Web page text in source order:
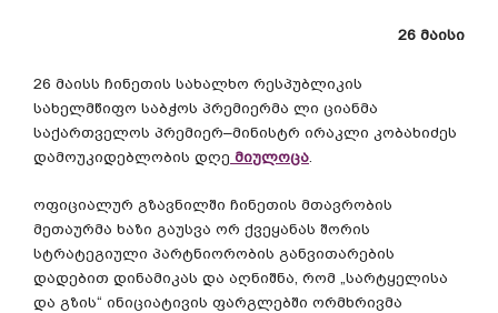
26 მაისი
26 მაისს ჩინეთის სახალხო რესპუბლიკის
სახელმწიფო საბჭოს პრემიერმა ლი ციანმა
საქართველოს პრემიერ–მინისტრ ირაკლი კობახიძეს
დამოუკიდებლობის დღე მიულოცა
ოფიციალურ გზავნილში ჩინეთის მთავრობის
მეთაურმა ხაზი გაუსვა ორ ქვეყანას შორის
სტრატეგიული პარტნიორობის განვითარების
დადებით დინამიკას და აღნიშნა, რომ „სარტყელისა
და გზის“ ინიციატივის ფარგლებში ორმხრივმა